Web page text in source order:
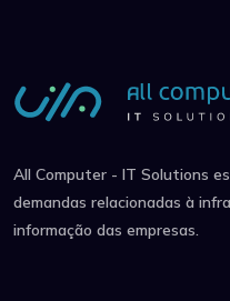
All Computer - IT Solutions
demandas relacionadas à
informação das empresas.